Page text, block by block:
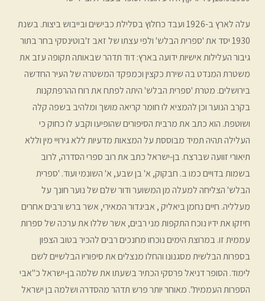
עלה לארץ ב-1926 ועבד כחלוץ בסלילת כבישים ובייבוש ביצות. בשנת
1930 יסד את 'ספרית הבלש' ולפי עצתו של זאב ז'בוטינסקי בחר בתור
גיבור העלילות אישיות ידועה בארץ: דוד תדהר שבאותה תקופה עזב את
משטרת המנדט בה שירת כקצין וכמפקד המשטרה של העיר החדשה
בירושלים. מטרת 'ספרית הבלש' היתה לפתח את רוח ההרפתקנות
בקרב הנוער וכן להמציא לו חומר קריאה מושך ומלהיב בשפה קלה
ושוטפת. הוא כתב את מרבית הסיפורים שהופיעו וקבע לו כחוק כי
העלילה תהיה תמיד מבוססת על המצאות מדעיות ללא גירויי מין וללא
תיאורי זוועה שברצח. בן-ישראל כתב את רוב ספרי הסדרה, לרוב
בשמות בדויים כמו ב. חבקוק, א' בן שבע, א' השונמי ועוד. 'ספרית
הבלש' הצליחה למעלה מן המשוער ודור שלם של נוער חונך על
מעלליה. חיים נחמן ביאליק , אביגדור המאירי, אשר ברש ורבים אחרים
חיזקו את ידיו נוכח התקפות מני רבים, אשר שללו את ערכה של ספרות
עממית זו. במרוצת הימים נוכחו מחנכים רבים להכיר בטוב הצפון
בספרות הבלשית מסגנונו והחלו מנצלים את סיפוריו הבלשיים לשם
לימוד. הסופר דניאל פרסקי הכתיר בשעתו את שלמה בן-ישראל כ"אבי
הספרות העממית". מאוחר יותר פרש תדהר מהסדרה ושלמה בן ישראל